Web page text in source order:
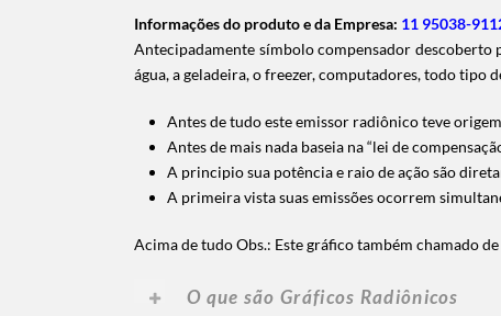
Informações do produto e da Empresa: 11 95038-
Antecipadamente símbolo compensador descoberto
água, a geladeira, o freezer, computadores, todo tipo
Antes de tudo este emissor radiônico teve
Antes de mais nada baseia na “lei de
A principio sua potência e raio de ação são
A primeira vista suas emissões ocorrem
Acima de tudo Obs.: Este gráfico também chamado de
O que são Gráficos Radiônicos